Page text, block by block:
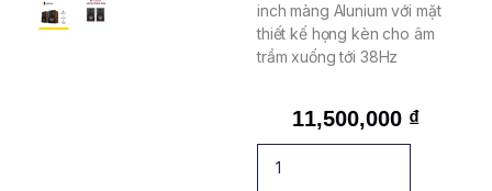
inch màng Alunium với mặt
thiết kế họng kèn cho âm
trầm xuống tới 38Hz
11,500,000 ₫